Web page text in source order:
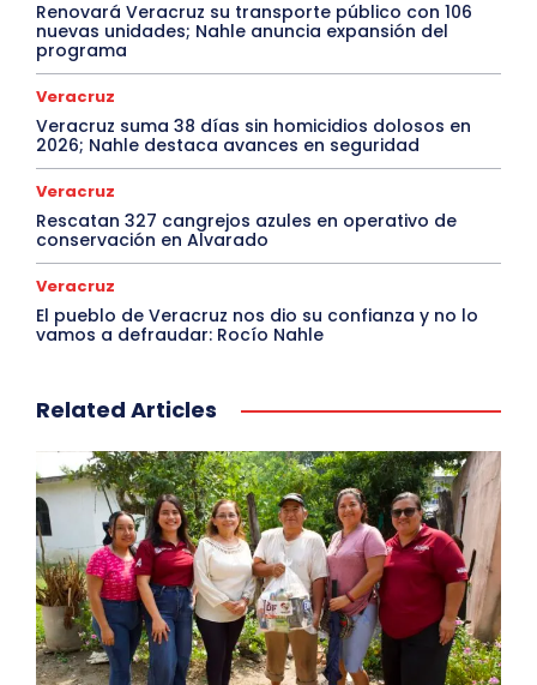
Renovará Veracruz su transporte público con 106
nuevas unidades; Nahle anuncia expansión del
programa
Veracruz
Veracruz suma 38 días sin homicidios dolosos en
2026; Nahle destaca avances en seguridad
Veracruz
Rescatan 327 cangrejos azules en operativo de
conservación en Alvarado
Veracruz
El pueblo de Veracruz nos dio su confianza y no lo
vamos a defraudar: Rocío Nahle
Related Articles